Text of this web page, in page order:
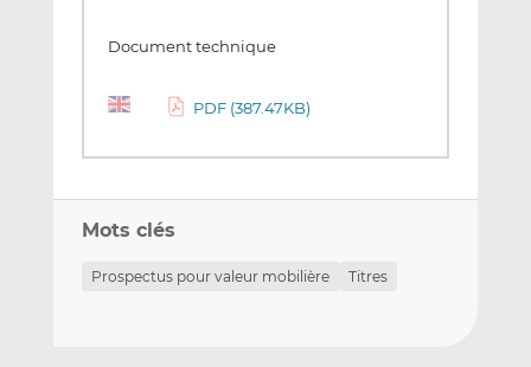
Document technique
PDF (387.47KB)
Mots clés
Prospectus pour valeur mobilière Titres